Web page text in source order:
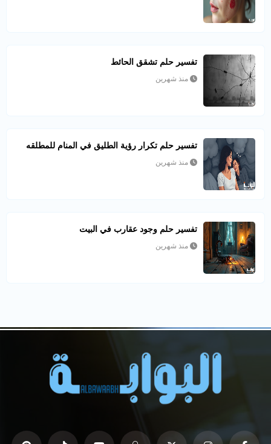
تفسير حلم تشقق الحائط
منذ شهرين
تفسير حلم تكرار رؤية الطليق في المنام للمطلقه
منذ شهرين
تفسير حلم وجود عقارب في البيت
منذ شهرين